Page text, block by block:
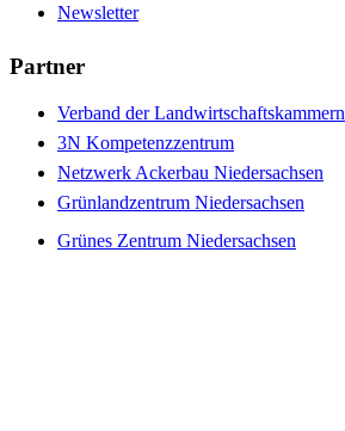
Newsletter
Partner
Verband der Landwirtschaftskammern
3N Kompetenzzentrum
Netzwerk Ackerbau Niedersachsen
Grünlandzentrum Niedersachsen
Grünes Zentrum Niedersachsen